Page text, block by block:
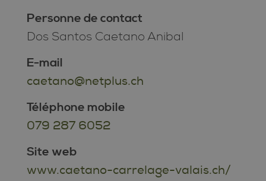
Personne de contact
Dos Santos Caetano Anibal
E-mail
caetano@netplus.ch
Téléphone mobile
079 287 6052
Site web
www.caetano-carrelage-valais.ch/